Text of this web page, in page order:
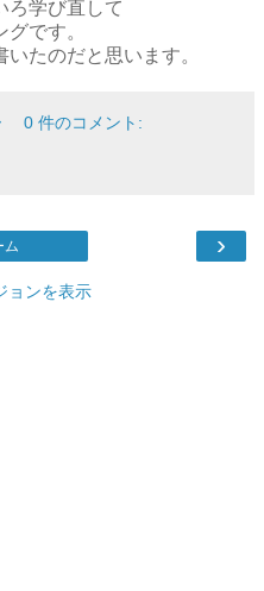
ろ学び直して
です。
たのだと思います。
0 件のコメント:
›
ム
ョンを表示